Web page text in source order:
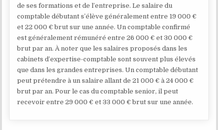
de ses formations et de l’entreprise. Le salaire du
comptable débutant s’élève généralement entre 19 000 €
et 22 000 € brut sur une année. Un comptable confirmé
est généralement rémunéré entre 26 000 € et 30 000 €
brut par an. À noter que les salaires proposés dans les
cabinets d’expertise-comptable sont souvent plus élevés
que dans les grandes entreprises. Un comptable débutant
peut prétendre à un salaire allant de 21 000 € à 24 000 €
brut par an. Pour le cas du comptable senior, il peut
recevoir entre 29 000 € et 33 000 € brut sur une année.